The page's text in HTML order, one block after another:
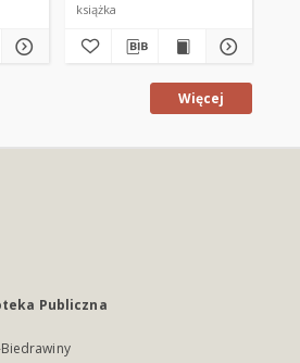
książka
Więcej
Publiczna